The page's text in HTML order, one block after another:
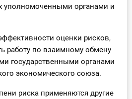
уполномоченными органами и
оценки рисков,
работу по взаимному обмену
государственными органами
экономического союза.
риска применяются другие